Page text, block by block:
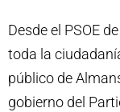
Desde el PSOE
toda la
público de
gobierno del